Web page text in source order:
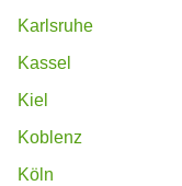
Karlsruhe
Kassel
Kiel
Koblenz
Köln